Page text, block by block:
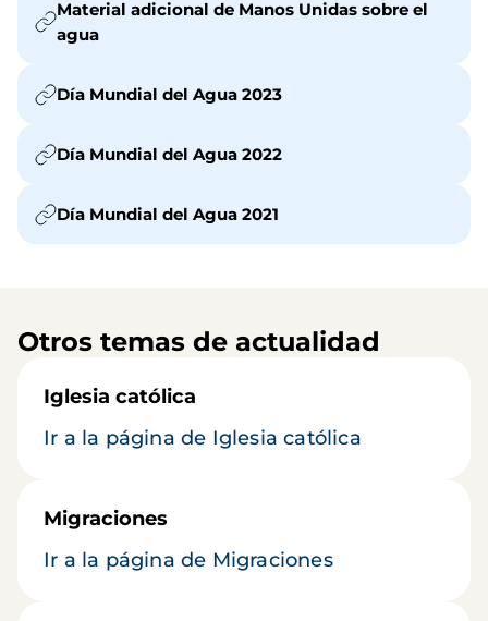
Material adicional de Manos Unidas sobre el
agua
Día Mundial del Agua 2023
Día Mundial del Agua 2022
Día Mundial del Agua 2021
Otros temas de actualidad
Iglesia católica
Ir a la página de Iglesia católica
Migraciones
Ir a la página de Migraciones